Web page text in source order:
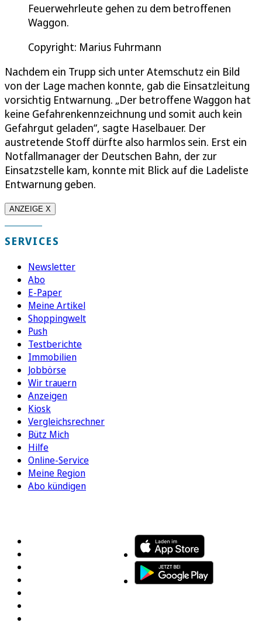
Feuerwehrleute gehen zu dem betroffenen
Waggon.
Copyright: Marius Fuhrmann
Nachdem ein Trupp sich unter Atemschutz ein Bild
von der Lage machen konnte, gab die Einsatzleitung
vorsichtig Entwarnung. „Der betroffene Waggon hat
keine Gefahrenkennzeichnung und somit auch kein
Gefahrgut geladen“, sagte Haselbauer. Der
austretende Stoff dürfte also harmlos sein. Erst ein
Notfallmanager der Deutschen Bahn, der zur
Einsatzstelle kam, konnte mit Blick auf die Ladeliste
Entwarnung geben.
ANZEIGE X
SERVICES
Newsletter
Abo
E-Paper
Meine Artikel
Shoppingwelt
Push
Testberichte
Immobilien
Jobbörse
Wir trauern
Anzeigen
Kiosk
Vergleichsrechner
Bütz Mich
Hilfe
Online-Service
Meine Region
Abo kündigen